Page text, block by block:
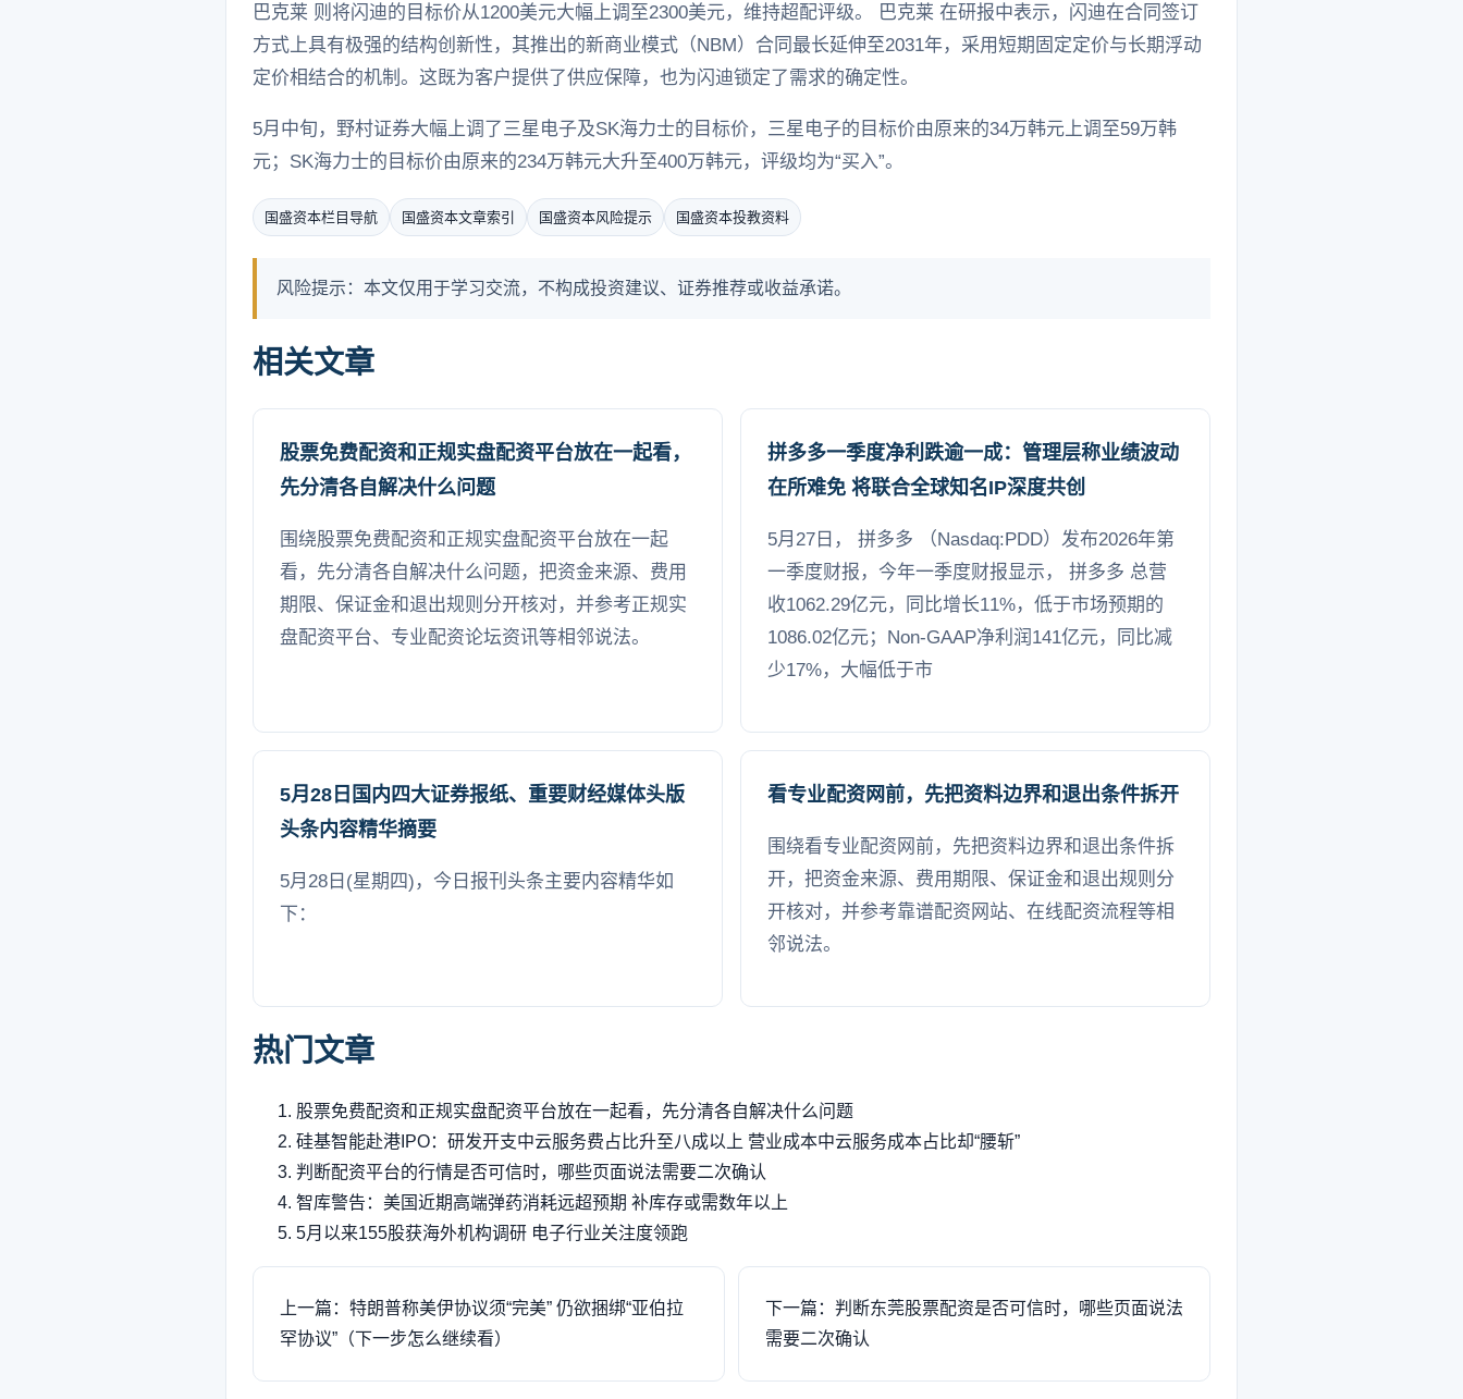
巴克莱 则将闪迪的目标价从1200美元大幅上调至2300美元，维持超配评级。 巴克莱 在研报中表示，闪迪在合同签订
方式上具有极强的结构创新性，其推出的新商业模式（NBM）合同最长延伸至2031年，采用短期固定定价与长期浮动
定价相结合的机制。这既为客户提供了供应保障，也为闪迪锁定了需求的确定性。
5月中旬，野村证券大幅上调了三星电子及SK海力士的目标价，三星电子的目标价由原来的34万韩元上调至59万韩
元；SK海力士的目标价由原来的234万韩元大升至400万韩元，评级均为“买入”。
国盛资本栏目导航 国盛资本文章索引 国盛资本风险提示 国盛资本投教资料
风险提示：本文仅用于学习交流，不构成投资建议、证券推荐或收益承诺。
相关文章
股票免费配资和正规实盘配资平台放在一起看，
先分清各自解决什么问题
围绕股票免费配资和正规实盘配资平台放在一起
看，先分清各自解决什么问题，把资金来源、费用
期限、保证金和退出规则分开核对，并参考正规实
盘配资平台、专业配资论坛资讯等相邻说法。
拼多多一季度净利跌逾一成：管理层称业绩波动
在所难免 将联合全球知名IP深度共创
5月27日， 拼多多 （Nasdaq:PDD）发布2026年第
一季度财报，今年一季度财报显示， 拼多多 总营
收1062.29亿元，同比增长11%，低于市场预期的
1086.02亿元；Non-GAAP净利润141亿元，同比减
少17%，大幅低于市
5月28日国内四大证券报纸、重要财经媒体头版
头条内容精华摘要
5月28日(星期四)，今日报刊头条主要内容精华如
下：
看专业配资网前，先把资料边界和退出条件拆开
围绕看专业配资网前，先把资料边界和退出条件拆
开，把资金来源、费用期限、保证金和退出规则分
开核对，并参考靠谱配资网站、在线配资流程等相
邻说法。
热门文章
股票免费配资和正规实盘配资平台放在一起看，先分清各自解决什么问题
硅基智能赴港IPO：研发开支中云服务费占比升至八成以上 营业成本中云服务成本占比却“腰斩”
判断配资平台的行情是否可信时，哪些页面说法需要二次确认
智库警告：美国近期高端弹药消耗远超预期 补库存或需数年以上
5月以来155股获海外机构调研 电子行业关注度领跑
上一篇：特朗普称美伊协议须“完美” 仍欲捆绑“亚伯拉
罕协议”（下一步怎么继续看）
下一篇：判断东莞股票配资是否可信时，哪些页面说法
需要二次确认